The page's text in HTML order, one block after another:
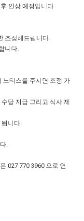
인상 예정입니다.
조정해드립니다.
니다.
노티스를 주시면 조정 가
당 지급 그리고 식사 제
니다.
.
은027 770 3960 으로 연